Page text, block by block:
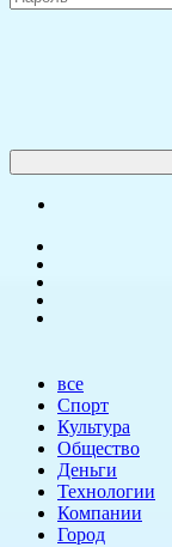
все
Спорт
Культура
Общество
Деньги
Технологии
Компании
Город